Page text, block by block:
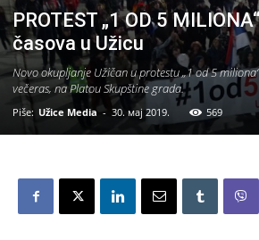
PROTEST „1 OD 5
časova u Užicu
Novo okupljanje Užičan u protestu „1 od 5
večeras, na Platou Skupštine grada.
Piše: Užice Media - 30. мај 2019. 569